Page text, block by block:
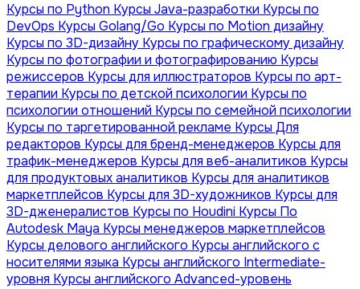
Курсы по Python Курсы Java-разработки Курсы по
DevOps Курсы Golang/Go Курсы по Motion дизайну
Курсы по 3D-дизайну Курсы по графическому дизайну
Курсы по фотографии и фотографированию Курсы
режиссеров Курсы для иллюстраторов Курсы по арт-
терапии Курсы по детской психологии Курсы по
психологии отношений Курсы по семейной психологии
Курсы по таргетированной рекламе Курсы Для
редакторов Курсы для бренд-менеджеров Курсы для
трафик-менеджеров Курсы для веб-аналитиков Курсы
для продуктовых аналитиков Курсы для аналитиков
маркетплейсов Курсы для 3D-художников Курсы для
3D-дженералистов Курсы по Houdini Курсы По
Autodesk Maya Курсы менеджеров маркетплейсов
Курсы делового английского Курсы английского с
носителями языка Курсы английского Intermediate-
уровня Курсы английского Advanced-уровень